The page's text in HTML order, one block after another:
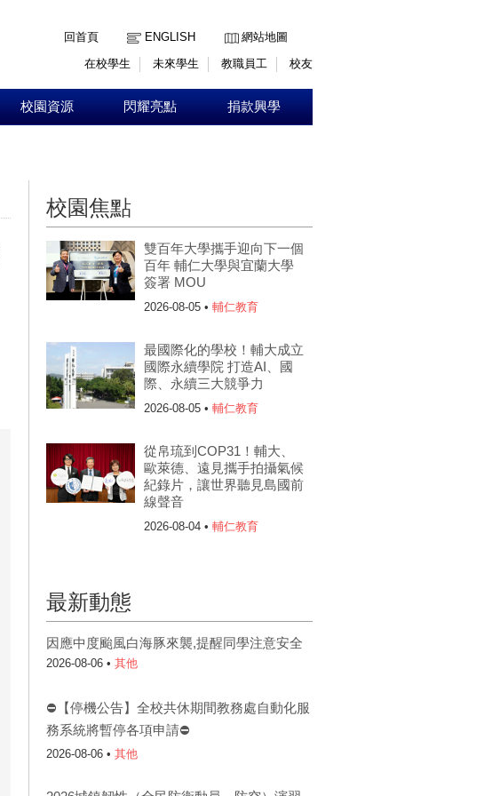
回首頁
ENGLISH
網站地圖
在校學生
未來學生 教職員工 校友
校園資源 閃耀亮點 捐款興學
校園焦點
雙百年大學攜手迎向下一個
百年 輔仁大學與宜蘭大學
簽署 MOU
2026-08-05 • 輔仁教育
最國際化的學校！輔大成立
國際永續學院 打造AI、國
際、永續三大競爭力
2026-08-05 • 輔仁教育
從帛琉到COP31！輔大、
歐萊德、遠見攜手拍攝氣候
紀錄片，讓世界聽見島國前
線聲音
2026-08-04 • 輔仁教育
最新動態
因應中度颱風白海豚來襲,提醒同學注意安全
2026-08-06 • 其他
⛔【停機公告】全校共休期間教務處自動化服
務系統將暫停各項申請⛔
2026-08-06 • 其他